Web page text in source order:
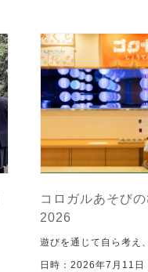
コロガルあそび
2026
遊びを通じて自ら考え
日時：2026年7月11